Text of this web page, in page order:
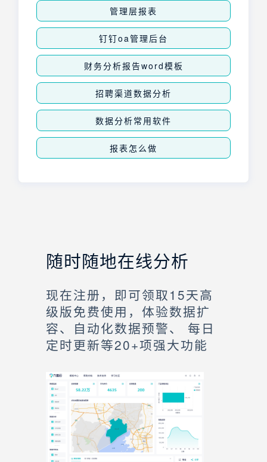
管理层报表
钉钉oa管理后台
财务分析报告word模板
招聘渠道数据分析
数据分析常用软件
报表怎么做
随时随地在线分析
现在注册，即可领取15天高
级版免费使用，体验数据扩
容、自动化数据预警、 每日
定时更新等20+项强大功能